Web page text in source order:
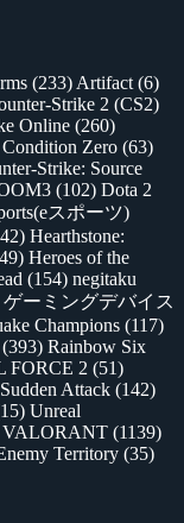
(233) Artifact (6)
Strike 2 (CS2)
Online (260)
Zero (63)
Strike: Source
(102) Dota 2
スポーツ)
Hearthstone:
Heroes of the
(154) negitaku
ゲーミングデバイス
Champions (117)
(393) Rainbow Six
FORCE 2 (51)
Sudden Attack (142)
Unreal
VALORANT (1139)
Territory (35)